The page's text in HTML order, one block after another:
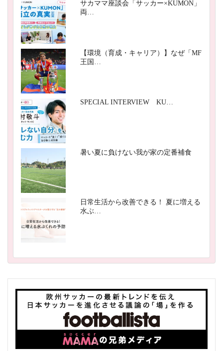
サカママ座談会「サッカー×KUMON」
両…
【環境（育成・キャリア）】なぜ「MF
王国…
SPECIAL INTERVIEW KU…
暑い夏に負けない我が家の定番補食
日常生活から改善できる！ 夏に増える
水ぶ…